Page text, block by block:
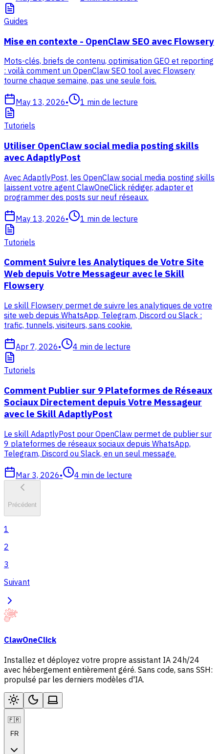
Guides
Mise en contexte - OpenClaw SEO avec Flowsery
Mots-clés, briefs de contenu, optimisation GEO et reporting
: voilà comment un OpenClaw SEO tool avec Flowsery
tourne chaque semaine, pas une seule fois.
May 13, 2026• 1 min de lecture
Tutoriels
Utiliser OpenClaw social media posting skills
avec AdaptlyPost
Avec AdaptlyPost, les OpenClaw social media posting skills
laissent votre agent ClawOneClick rédiger, adapter et
programmer des posts sur neuf réseaux.
May 13, 2026• 1 min de lecture
Tutoriels
Comment Suivre les Analytiques de Votre Site
Web depuis Votre Messageur avec le Skill
Flowsery
Le skill Flowsery permet de suivre les analytiques de votre
site web depuis WhatsApp, Telegram, Discord ou Slack :
trafic, tunnels, visiteurs, sans cookie.
Apr 7, 2026• 4 min de lecture
Tutoriels
Comment Publier sur 9 Plateformes de Réseaux
Sociaux Directement depuis Votre Messageur
avec le Skill AdaptlyPost
Le skill AdaptlyPost pour OpenClaw permet de publier sur
9 plateformes de réseaux sociaux depuis WhatsApp,
Telegram, Discord ou Slack, en un seul message.
Mar 3, 2026• 4 min de lecture
Précédent
1
2
3
Suivant
ClawOneClick
Installez et déployez votre propre assistant IA 24h/24
avec hébergement entièrement géré. Sans code, sans SSH:
propulsé par les derniers modèles d'IA.
🇫🇷
FR